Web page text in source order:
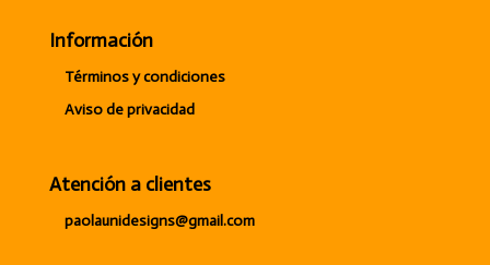
Información
Términos y condiciones
Aviso de privacidad
Atención a clientes
paolaunidesigns@gmail.com